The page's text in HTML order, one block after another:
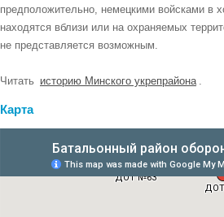
предположительно, немецкими войсками в
находятся вблизи или на охраняемых
не представляется возможным.
Читать историю Минского укрепрайона .
Карта